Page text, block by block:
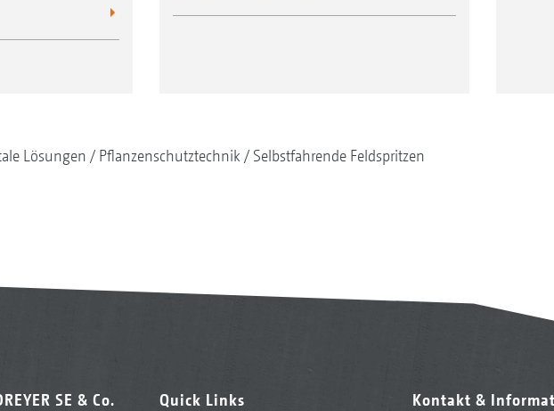
Lösungen Pflanzenschutztechnik Selbstfahrende Feldspritzen
SE & Co.
Quick Links Kontakt &